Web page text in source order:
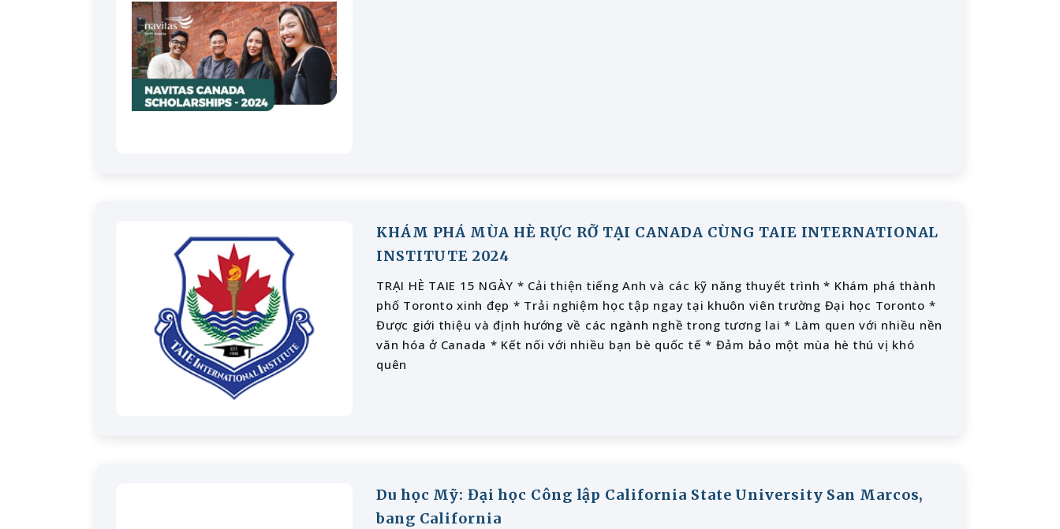
KHÁM PHÁ MÙA HÈ RỰC RỠ TẠI CANADA CÙNG TAIE INTERNATIONAL
INSTITUTE 2024
TRẠI HÈ TAIE 15 NGÀY * Cải thiện tiếng Anh và các kỹ năng thuyết trình * Khám phá thành
phố Toronto xinh đẹp * Trải nghiệm học tập ngay tại khuôn viên trường Đại học Toronto *
Được giới thiệu và định hướng về các ngành nghề trong tương lai * Làm quen với nhiều nền
văn hóa ở Canada * Kết nối với nhiều bạn bè quốc tế * Đảm bảo một mùa hè thú vị khó
quên
Du học Mỹ: Đại học Công lập California State University San Marcos,
bang California